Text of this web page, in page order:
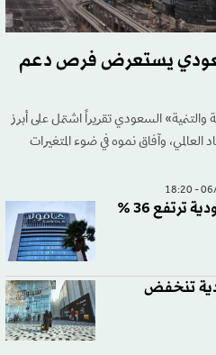
يستعرض فرص دعم
السعودي تقريراً اشتمل على أبرز
العالمي، وآفاق نموه في ضوء المتغيرات
أرباح «مجموعة صافولا» السعودية ترتفع 36 %
تنخفض